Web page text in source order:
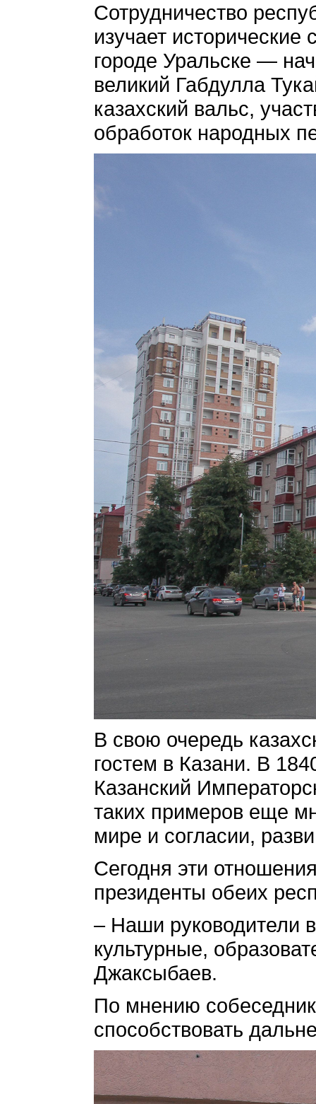
Сотрудничество
изучает
городе Уральске —
великий Габдулла
казахский вальс,
обработок народных
В свою очередь
гостем в Казани. В
Казанский
таких примеров еще
мире и согласии,
Сегодня эти
президенты обеих
– Наши руководители
культурные,
Джаксыбаев.
По мнению
способствовать